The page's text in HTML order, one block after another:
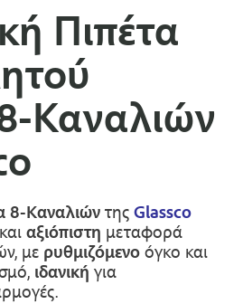
Πιπέτα
Kαναλιών
8-Καναλιών τηςGlassco
καιαξιόπιστη μεταφορά
με ρυθμιζόμενο όγκο και
ιδανική για